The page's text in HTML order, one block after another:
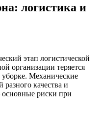
логистика и
этап логистической
организации теряется
уборке. Механические
качества и
риски при